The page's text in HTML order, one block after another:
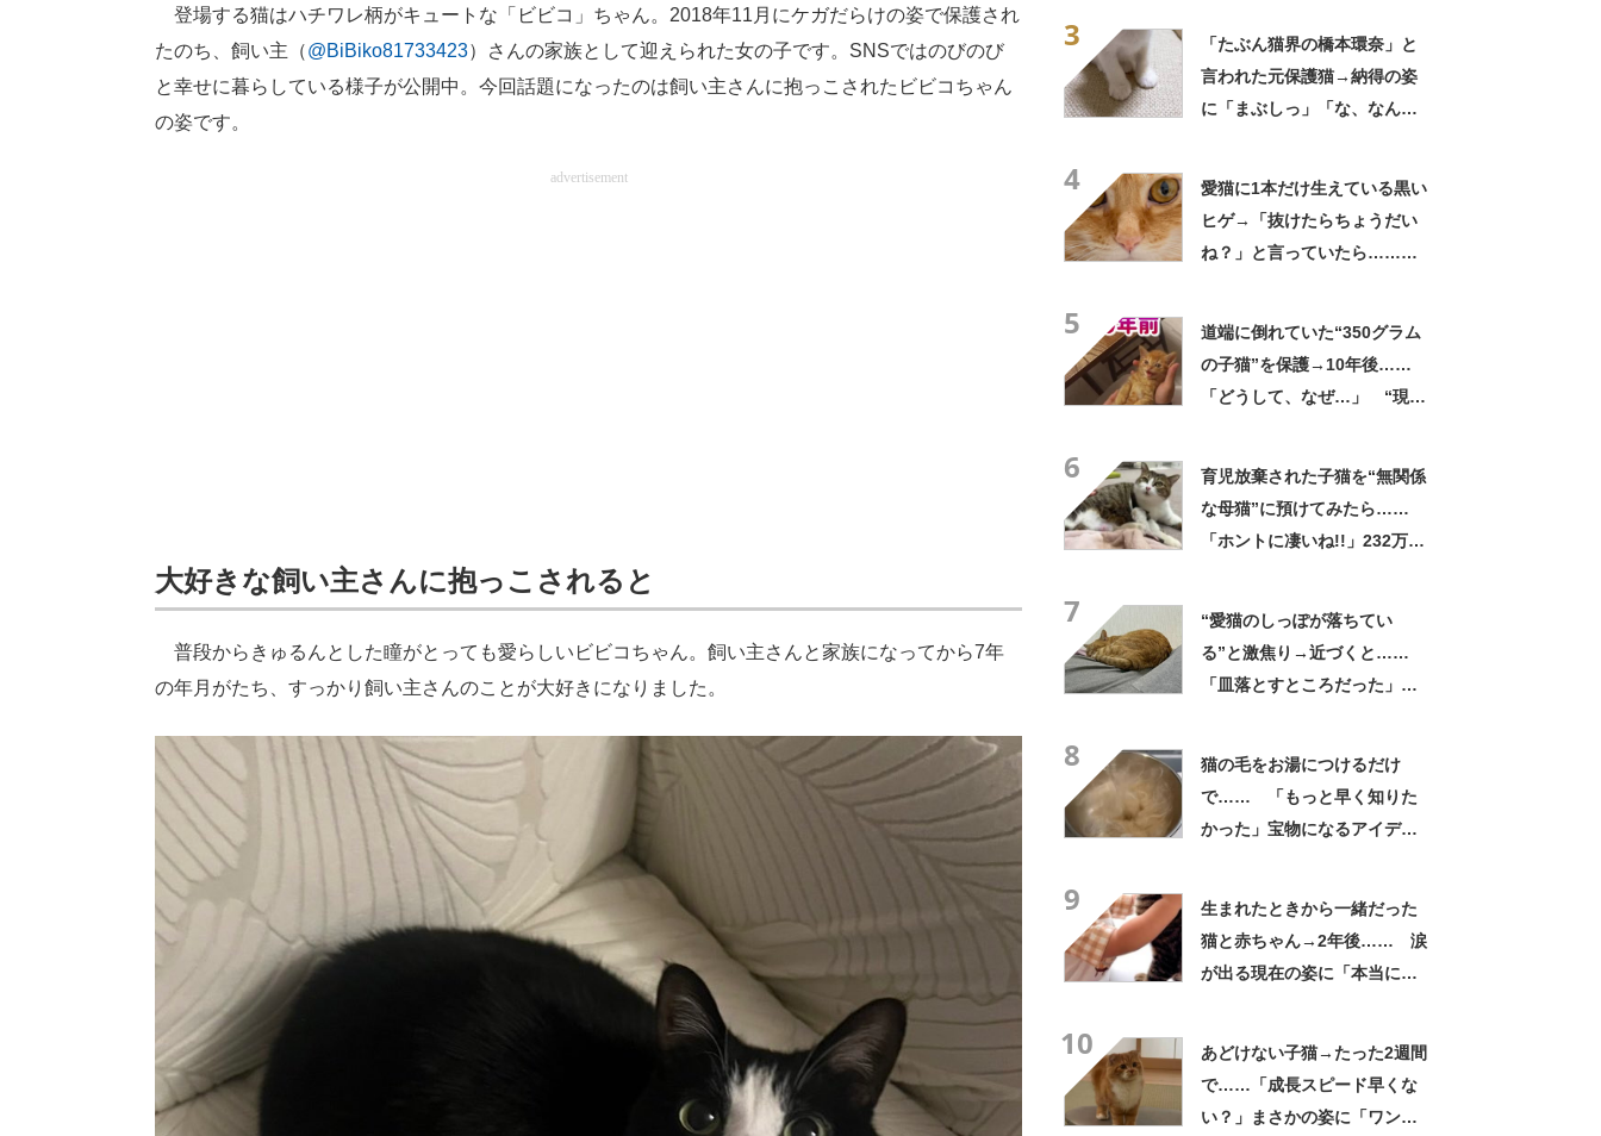
登場する猫はハチワレ柄がキュートな「ビビコ」ちゃん。2018年11月にケガだらけの姿で保護され
たのち、飼い主（@BiBiko81733423）さんの家族として迎えられた女の子です。SNSではのびのび
と幸せに暮らしている様子が公開中。今回話題になったのは飼い主さんに抱っこされたビビコちゃん
の姿です。
advertisement
大好きな飼い主さんに抱っこされると
普段からきゅるんとした瞳がとっても愛らしいビビコちゃん。飼い主さんと家族になってから7年
の年月がたち、すっかり飼い主さんのことが大好きになりました。
3
「たぶん猫界の橋本環奈」と
言われた元保護猫→納得の姿
に「まぶしっ」「な、なんと
4
愛猫に1本だけ生えている黒い
ヒゲ→「抜けたらちょうだい
ね？」と言っていたら……
5
道端に倒れていた“350グラム
の子猫”を保護→10年後……
「どうして、なぜ…」 “現在
6
育児放棄された子猫を“無関係
な母猫”に預けてみたら……
「ホントに凄いね!!」232万再
7
“愛猫のしっぽが落ちてい
る”と激焦り→近づくと……
「皿落とすところだった」
8
猫の毛をお湯につけるだけ
で…… 「もっと早く知りた
かった」宝物になるアイデア
9
生まれたときから一緒だった
猫と赤ちゃん→2年後…… 涙
が出る現在の姿に「本当に切
10
あどけない子猫→たった2週間
で……「成長スピード早くな
い？」まさかの姿に「ワンコ